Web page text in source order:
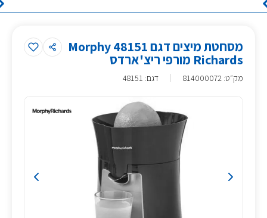
מסחטת מיצים דגם 48151 Morphy
Richards מורפי ריצ'ארדס
מק״ט:
814000072 דגם: 48151